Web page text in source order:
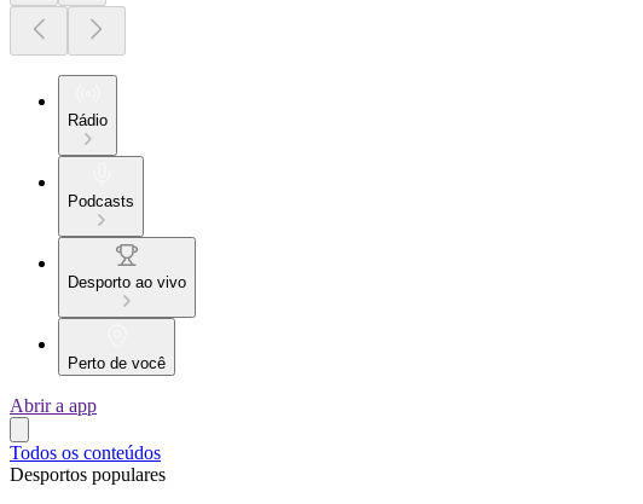
Rádio
Podcasts
Desporto ao vivo
Perto de você
Abrir a app
Todos os conteúdos
Desportos populares